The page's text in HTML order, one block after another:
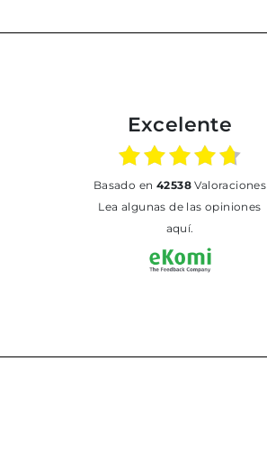
Excelente
basado en 42538Valoraciones
Lea algunas de las opiniones
aquí.